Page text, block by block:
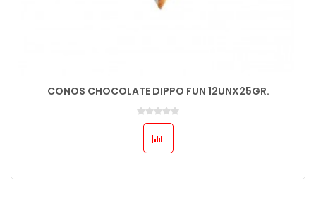
CONOS CHOCOLATE DIPPO FUN 12UNX25GR.